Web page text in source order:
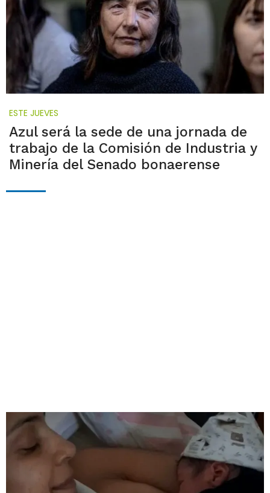
ESTE JUEVES
Azul será la sede de una jornada de
trabajo de la Comisión de Industria y
Minería del Senado bonaerense